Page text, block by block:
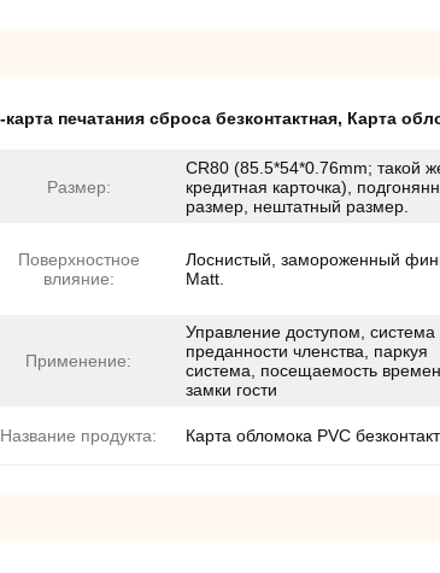
печатания сброса безконтактная, Карта
Размер:
CR80 (85.5*54*0.76mm; такой
кредитная карточка),
размер, нештатный размер.
Поверхностное
влияние:
Лоснистый, замороженный
Matt.
Применение:
Управление доступом, система
преданности членства, паркуя
система, посещаемость
замки гости
Название продукта: Карта обломока PVC